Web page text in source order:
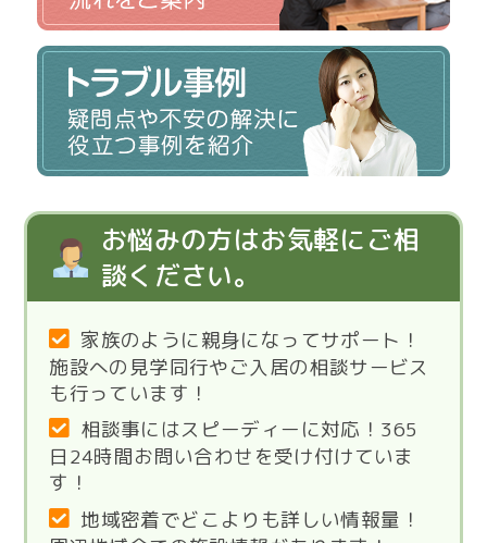
お悩みの方はお気軽にご相
談ください。
家族のように親身になってサポート！
施設への見学同行やご入居の相談サービス
も行っています！
相談事にはスピーディーに対応！365
日24時間お問い合わせを受け付けていま
す！
地域密着でどこよりも詳しい情報量！